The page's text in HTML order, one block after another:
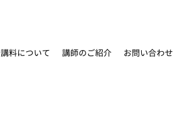
料について 講師のご紹介 お問い合わせ